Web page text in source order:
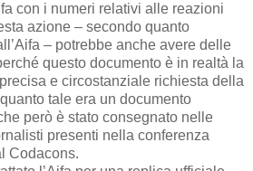
con i numeri relativi alle reazioni
azione – secondo quanto
– potrebbe anche avere delle
questo documento è in realtà la
e circostanziale richiesta della
tale era un documento
però è stato consegnato nelle
presenti nella conferenza
Codacons.